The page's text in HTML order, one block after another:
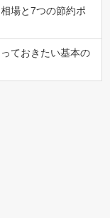
場と7つの節約ポ
ておきたい基本の